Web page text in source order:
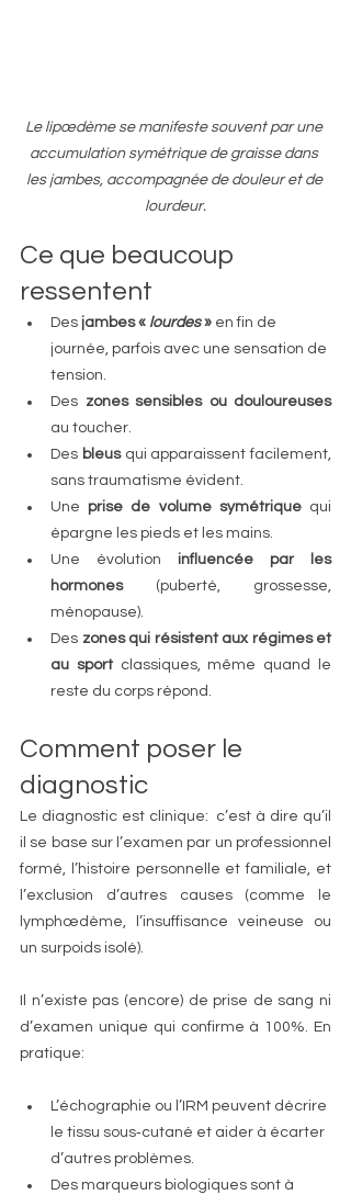
Le lipœdème se manifeste souvent par une
accumulation symétrique de graisse dans
les jambes, accompagnée de douleur et de
lourdeur.
Ce que beaucoup
ressentent
Des jambes « lourdes » en fin de
journée, parfois avec une sensation de
tension.
Des zones sensibles ou douloureuses
au toucher.
Des bleus qui apparaissent facilement,
sans traumatisme évident.
Une prise de volume symétrique qui
épargne les pieds et les mains.
Une évolution influencée par les
hormones (puberté, grossesse,
ménopause).
Des zones qui résistent aux régimes et
au sport classiques, même quand le
reste du corps répond.
Comment poser le
diagnostic
Le diagnostic est clinique:  c’est à dire qu’il
il se base sur l’examen par un professionnel
formé, l’histoire personnelle et familiale, et
l’exclusion d’autres causes (comme le
lymphœdème, l’insuffisance veineuse ou
un surpoids isolé).
Il n’existe pas (encore) de prise de sang ni
d’examen unique qui confirme à 100%. En
pratique:
L’échographie ou l’IRM peuvent décrire
le tissu sous‑cutané et aider à écarter
d’autres problèmes.
Des marqueurs biologiques sont à